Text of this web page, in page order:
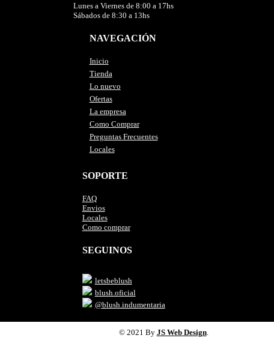
Lunes a Viernes de 8:00 a 17hs
Sábados de 8:30 a 13hs
NAVEGACIÓN
Inicio
Tienda
Lo nuevo
Ofertas
La empresa
Como Comprar
Preguntas Frecuentes
Locales
SOPORTE
FAQ
Envios
Locales
Como comprar
SEGUINOS
letsbeblush
blush.oficial
@blush.indumentaria
© 2021 By JS Web Design.